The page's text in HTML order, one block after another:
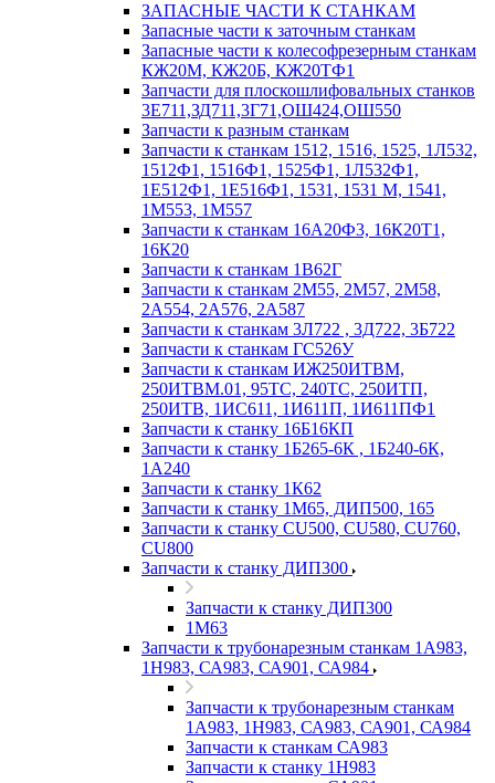
ЗАПАСНЫЕ ЧАСТИ К СТАНКАМ
Запасные части к заточным станкам
Запасные части к колесофрезерным станкам
КЖ20М, КЖ20Б, КЖ20ТФ1
Запчасти для плоскошлифовальных станков
3Е711,ЗД711,3Г71,ОШ424,ОШ550
Запчасти к разным станкам
Запчасти к станкам 1512, 1516, 1525, 1Л532,
1512Ф1, 1516Ф1, 1525Ф1, 1Л532Ф1,
1Е512Ф1, 1Е516Ф1, 1531, 1531 М, 1541,
1М553, 1М557
Запчасти к станкам 16А20Ф3, 16К20Т1,
16К20
Запчасти к станкам 1В62Г
Запчасти к станкам 2М55, 2М57, 2М58,
2А554, 2А576, 2А587
Запчасти к станкам 3Л722 , 3Д722, 3Б722
Запчасти к станкам ГС526У
Запчасти к станкам ИЖ250ИТВМ,
250ИТВМ.01, 95ТС, 240ТС, 250ИТП,
250ИТВ, 1ИС611, 1И611П, 1И611ПФ1
Запчасти к станку 16Б16КП
Запчасти к станку 1Б265-6К , 1Б240-6К,
1А240
Запчасти к станку 1К62
Запчасти к станку 1М65, ДИП500, 165
Запчасти к станку CU500, CU580, CU760,
CU800
Запчасти к станку ДИП300
Запчасти к станку ДИП300
1М63
Запчасти к трубонарезным станкам 1А983,
1Н983, СА983, СА901, СА984
Запчасти к трубонарезным станкам
1А983, 1Н983, СА983, СА901, СА984
Запчасти к станкам СА983
Запчасти к станку 1Н983